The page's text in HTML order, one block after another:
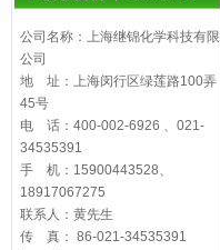
公司名称：上海继锦化学科技有限
公司
地 址：上海闵行区绿莲路100弄
45号
电 话：400-002-6926 、021-
34535391
手 机：15900443528、
18917067275
联系人：黄先生
传 真： 86-021-34535391